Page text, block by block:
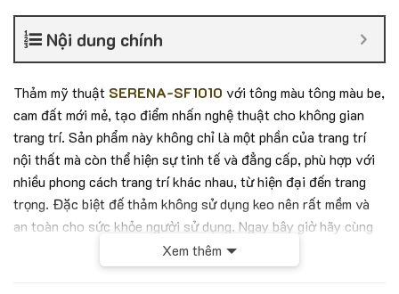
Nội dung chính
Thảm mỹ thuật SERENA-SF1010 với tông màu tông màu be,
cam đất mới mẻ, tạo điểm nhấn nghệ thuật cho không gian
trang trí. Sản phẩm này không chỉ là một phần của trang trí
nội thất mà còn thể hiện sự tinh tế và đẳng cấp, phù hợp với
nhiều phong cách trang trí khác nhau, từ hiện đại đến trang
trọng. Đặc biệt đế thảm không sử dụng keo nên rất mềm và
an toàn cho sức khỏe người sử dụng. Ngay bây giờ hãy cùng
Thảm Hán Long khám phá về tác phẩm nghệ thuật này nhé.
Xem thêm